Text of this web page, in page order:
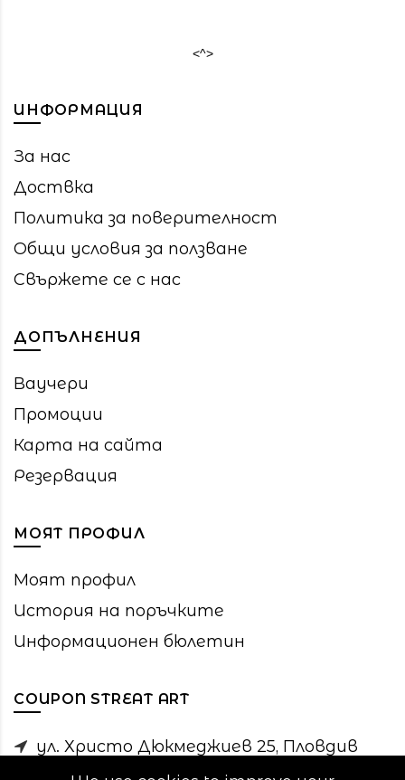
<^>
ИНФОРМАЦИЯ
За нас
Доствка
Политика за поверителност
Общи условия за ползване
Свържете се с нас
ДОПЪЛНЕНИЯ
Ваучери
Промоции
Карта на сайта
Резервация
МОЯТ ПРОФИЛ
Моят профил
История на поръчките
Информационен бюлетин
COUPON STREAT ART
ул. Христо Дюкмеджиев 25, Пловдив